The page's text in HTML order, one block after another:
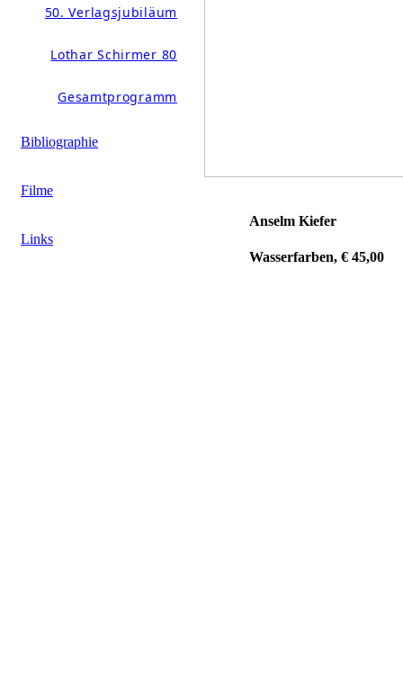
50. Verlagsjubiläum
Lothar Schirmer 80
Gesamtprogramm
Bibliographie
Filme
Links
Anselm Kiefer
Wasserfarben, € 45,00